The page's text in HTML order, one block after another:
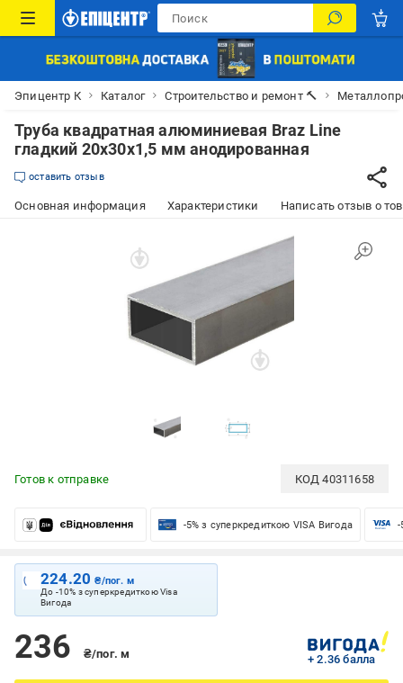
Эпицентр К Каталог Строительство и ремонт 🔨
Труба квадратная алюминиевая Braz Line
гладкий 20x30x1,5 мм анодированная
оставить отзыв
Основная информация Характеристики Написать отзыв о
Готов к отправке КОД40311658
-5% з суперкредиткою VISA Вигода -
224.20₴/пог. м
До -10% з суперкредиткою Visa
Вигода
236 ₴/пог. м + 2.36 балла